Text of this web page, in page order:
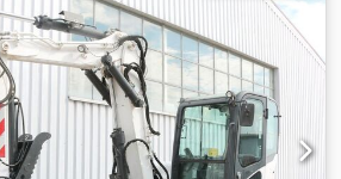
* Incluye: 4 cucharones *
* Cabina completa * Tren de rodaje
* Peso operativo: 1.711 kg * Motor
16.900 euros, neto + 19% de IVA ----
por favor, llame a: Erik Kortum:
se proporciona sin
y está sujeta a errores y a la